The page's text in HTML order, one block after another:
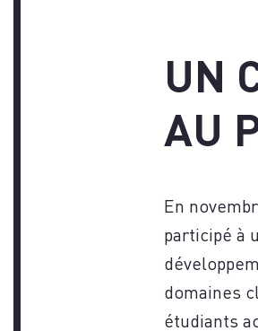
UN
AU
En
participé à
domaines
étudiants